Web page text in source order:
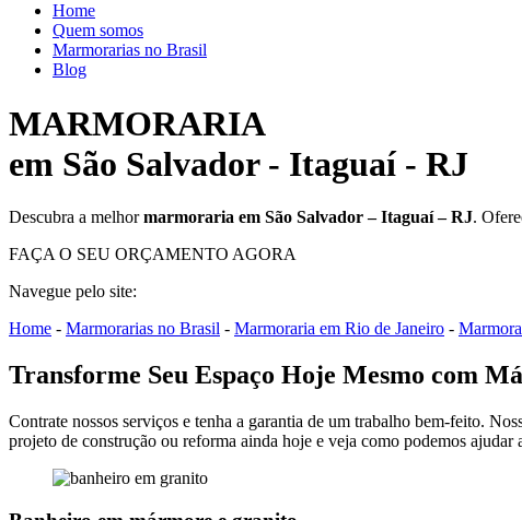
Home
Quem somos
Marmorarias no Brasil
Blog
MARMORARIA
em São Salvador - Itaguaí - RJ
Descubra a melhormarmoraria em São Salvador – Itaguaí – RJ.
FAÇA O SEU ORÇAMENTO AGORA
Navegue pelo site:
Home - Marmorarias no Brasil - Marmoraria em Rio de Janeiro -
Transforme Seu Espaço Hoje Mesmo com
Contrate nossos serviços e tenha a garantia de um trabalho bem-feito.
projeto de construção ou reforma ainda hoje e veja como podemos ajudar